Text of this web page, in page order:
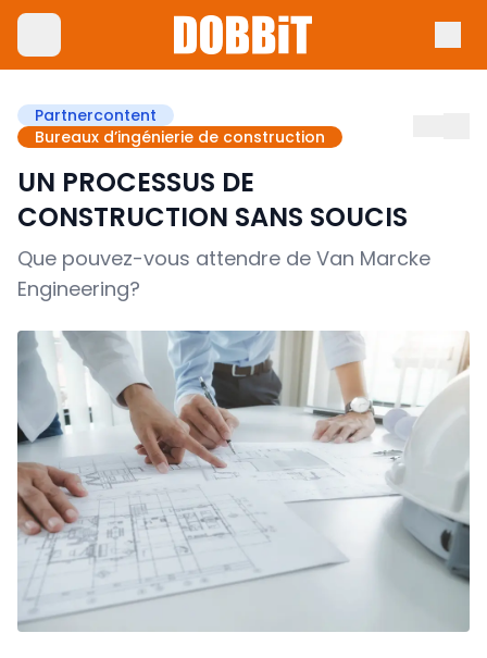
Partnercontent
Bureaux d’ingénierie de construction
UN PROCESSUS DE
CONSTRUCTION SANS SOUCIS
Que pouvez-vous attendre de Van Marcke
Engineering?